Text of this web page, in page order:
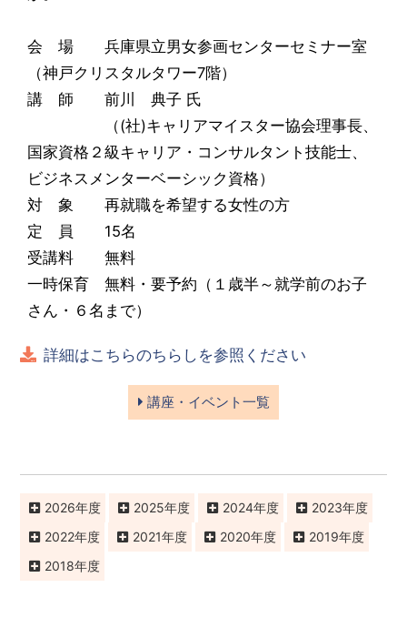
会 場 兵庫県立男女参画センターセミナー室
（神戸クリスタルタワー7階）
講 師 前川 典子 氏
（(社)キャリアマイスター協会理事長、
国家資格２級キャリア・コンサルタント技能士、
ビジネスメンターベーシック資格）
対 象 再就職を希望する女性の方
定 員 15名
受講料 無料
一時保育 無料・要予約（１歳半～就学前のお子
さん・６名まで）
詳細はこちらのちらしを参照ください
講座・イベント一覧
2026 2025 2024
2023
2022
2021 2020
2019
2018